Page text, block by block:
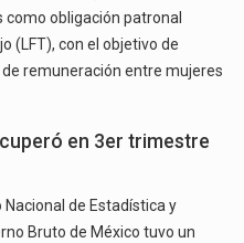
obligación patronal
(LFT), con el objetivo de
remuneración entre mujeres
en 3er trimestre
de Estadística y
Bruto de México tuvo un